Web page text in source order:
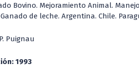
Bovino. Mejoramiento Animal.
de leche. Argentina. Chile.
Puignau
1993